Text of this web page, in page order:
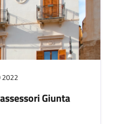
2022
Giunta